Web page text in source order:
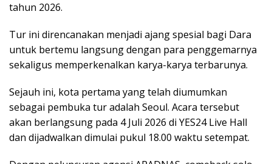
tahun 2026.
Tur ini direncanakan menjadi ajang spesial bagi Dara
untuk bertemu langsung dengan para penggemarnya
sekaligus memperkenalkan karya-karya terbarunya.
Sejauh ini, kota pertama yang telah diumumkan
sebagai pembuka tur adalah Seoul. Acara tersebut
akan berlangsung pada 4 Juli 2026 di YES24 Live Hall
dan dijadwalkan dimulai pukul 18.00 waktu setempat.